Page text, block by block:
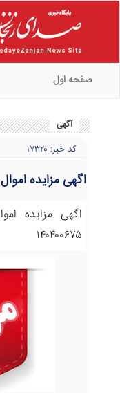
صفحه اول
آگهی
کد خبر: ۱۷۳۲۰
اگهی مزایده
اگهی مزایده
۱۴۰۴۰۰۶۷۵